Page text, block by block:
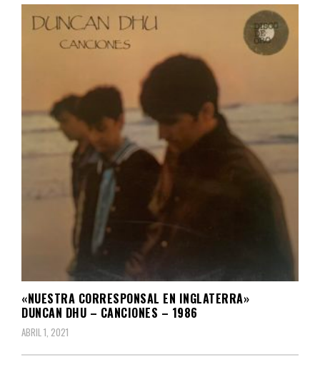
«NUESTRA CORRESPONSAL EN INGLATERRA»
DUNCAN DHU – CANCIONES – 1986
ABRIL 1, 2021